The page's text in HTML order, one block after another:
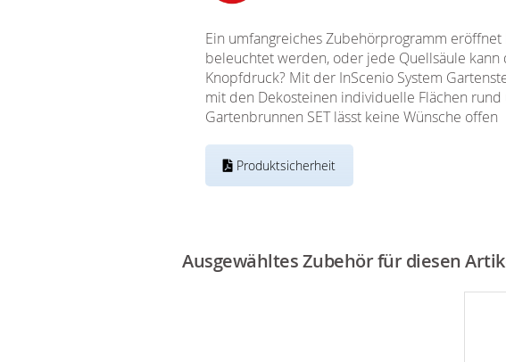
Ein umfangreiches Zubehörprogramm
beleuchtet werden, oder jede Quellsäule
Knopfdruck? Mit der InScenio System
mit den Dekosteinen individuelle Flächen rund
Gartenbrunnen SET lässt keine Wünsche offen
Produktsicherheit
Ausgewähltes Zubehör für diesen